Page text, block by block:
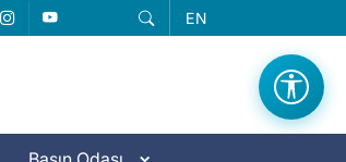
InstagramYouTube
EN